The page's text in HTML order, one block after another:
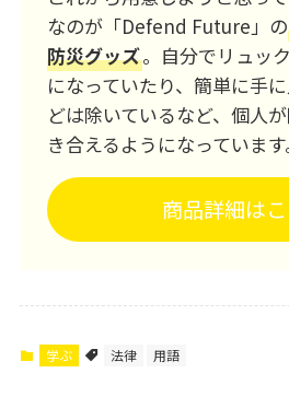
なのが「Defend Future」の
防災グッズ。自分でリュッ
になっていたり、簡単に手
どは除いているなど、個人
き合えるようになっています
商品詳細は
学ぶ 法律 用語